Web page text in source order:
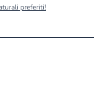
preferiti!